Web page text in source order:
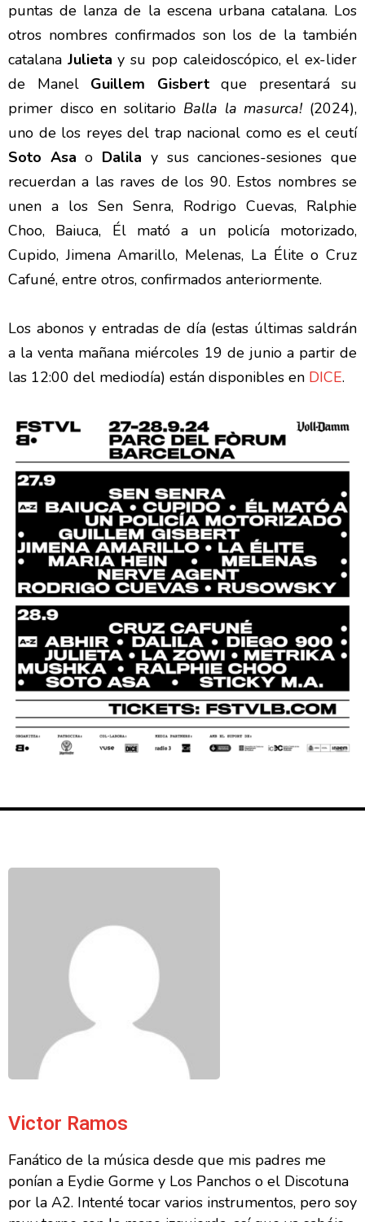
puntas de lanza de la escena urbana catalana. Los
otros nombres confirmados son los de la también
catalana Julieta y su pop caleidoscópico, el ex-lider
de Manel Guillem Gisbertque presentará su
primer disco en solitario Balla la masurca! (2024),
uno de los reyes del trap nacional como es el ceutí
Soto Asa o Dalila y sus canciones-sesiones que
recuerdan a las raves de los 90. Estos nombres se
unen a los Sen Senra, Rodrigo Cuevas, Ralphie
Choo, Baiuca, Él mató a un policía motorizado,
Cupido, Jimena Amarillo, Melenas, La Élite o Cruz
Cafuné, entre otros, confirmados anteriormente.
Los abonos y entradas de día (estas últimas saldrán
a la venta mañana miércoles 19 de junio a partir de
las 12:00 del mediodía) están disponibles en DICE.
Victor Ramos
Fanático de la música desde que mis padres me
ponían a Eydie Gorme y Los Panchos o el Discotuna
por la A2. Intenté tocar varios instrumentos, pero soy